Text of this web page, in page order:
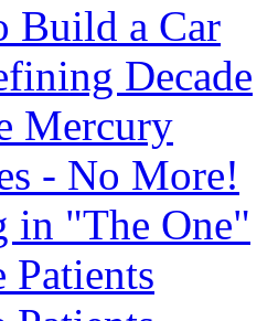
Build a Car
Decade
Mercury
- No More!
in "The One"
Patients